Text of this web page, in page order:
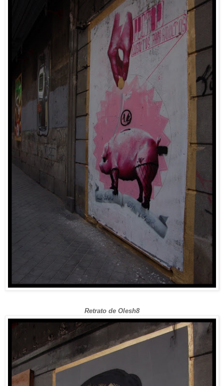
Retrato de Olesh8